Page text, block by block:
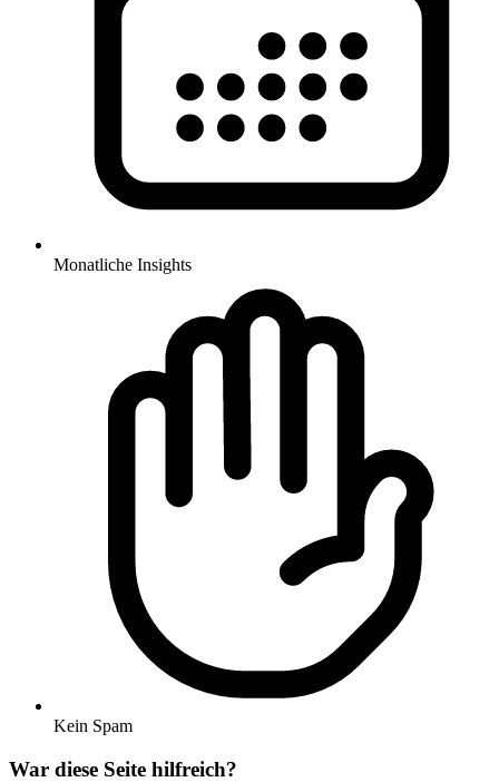
Monatliche Insights
Kein Spam
War diese Seite hilfreich?